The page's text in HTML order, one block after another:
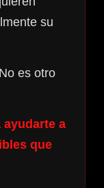
su
es otro
ayudarte a
que